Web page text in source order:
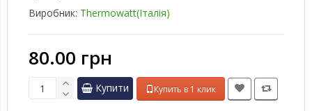
Виробник: Thermowatt(Італія)
80.00 грн
Купити Купить в 1 клик